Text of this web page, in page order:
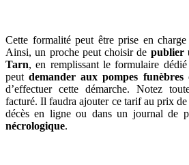
Cette formalité peut être prise en
Ainsi, un proche peut choisir de publier
Tarn, en remplissant le formulaire
peutdemander aux pompes funèbres
d’effectuer cette démarche. Notez
facturé. Il faudra ajouter ce tarif au prix
décès en ligne ou dans un journal de
nécrologique.